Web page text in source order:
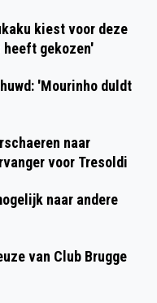
kiest voor deze
heeft gekozen'
'Mourinho duldt
naar
voor Tresoldi
naar andere
van Club Brugge